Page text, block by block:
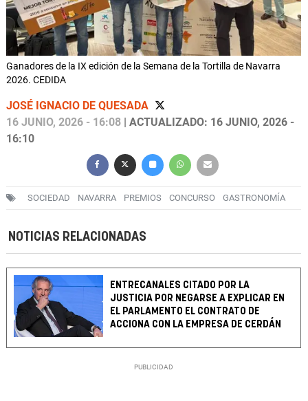
Ganadores de la IX edición de la Semana de la Tortilla de Navarra
2026. CEDIDA
JOSÉ IGNACIO DE QUESADA
16 JUNIO, 2026 - 16:08 | ACTUALIZADO: 16 JUNIO, 2026 -
16:10
SOCIEDAD NAVARRA PREMIOS CONCURSO GASTRONOMÍA
NOTICIAS RELACIONADAS
ENTRECANALES CITADO POR LA
JUSTICIA POR NEGARSE A EXPLICAR EN
EL PARLAMENTO EL CONTRATO DE
ACCIONA CON LA EMPRESA DE CERDÁN